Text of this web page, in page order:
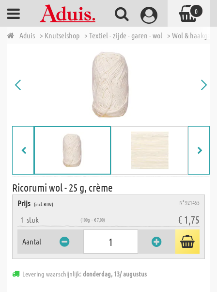
Aduis > Knutselshop > Textiel - zijde - garen - wol > Wol &
Ricorumi wol - 25 g, crème
Prijs (incl. BTW) N° 921455
1 stuk (100g = € 7,00) € 1,75
Aantal
Levering waarschijnlijk:donderdag, 13/ augustus
0